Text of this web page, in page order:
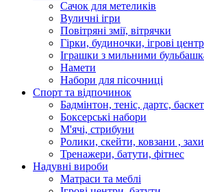
Сачок для метеликів
Вуличні ігри
Повітряні змії, вітрячки
Гірки, будиночки, ігрові
Іграшки з мильними
Намети
Набори для пісочниці
Спорт та відпочинок
Бадмінтон, теніс, дартс,
Боксерські набори
М'ячі, стрибуни
Ролики, скейти, ковзани ,
Тренажери, батути, фітнес
Надувні вироби
Матраси та меблі